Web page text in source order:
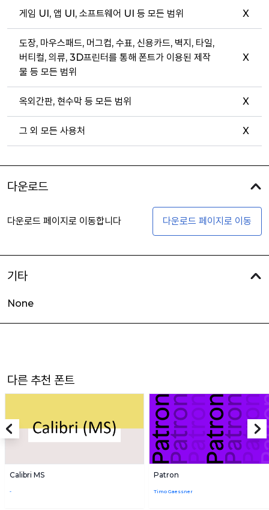
게임 UI, 앱 UI, 소프트웨어 UI 등 모든 범위 X
도장, 마우스패드, 머그컵, 수표, 신용카드, 벽지, 타일,
버티컬, 의류, 3D프린터를 통해 폰트가 이용된 제작
물 등 모든 범위
X
옥외간판, 현수막 등 모든 범위 X
그 외 모든 사용처 X
다운로드
다운로드 페이지로 이동합니다 다운로드 페이지로 이동
기타
None
다른 추천 폰트
Calibri MS
-
Patron
Timo Gaessner